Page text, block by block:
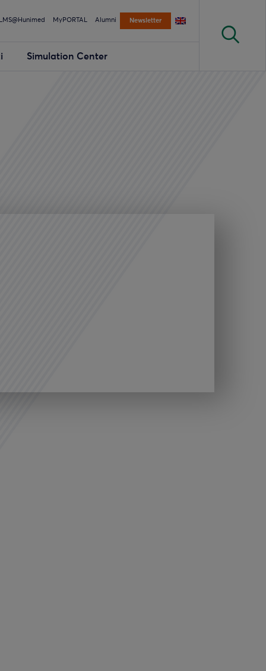
MyPORTAL Alumni Newsletter
Simulation Center